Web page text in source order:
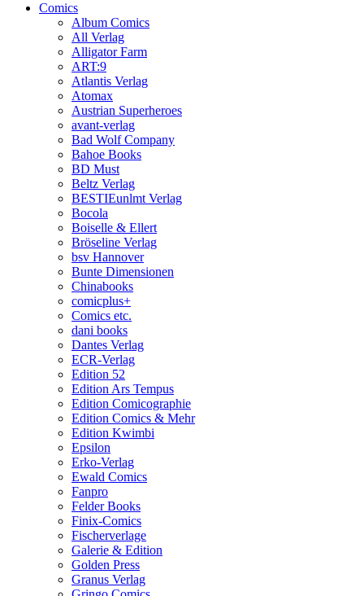
Comics
Album Comics
All Verlag
Alligator Farm
ART:9
Atlantis Verlag
Atomax
Austrian Superheroes
avant-verlag
Bad Wolf Company
Bahoe Books
BD Must
Beltz Verlag
BESTIEunlmt Verlag
Bocola
Boiselle & Ellert
Bröseline Verlag
bsv Hannover
Bunte Dimensionen
Chinabooks
comicplus+
Comics etc.
dani books
Dantes Verlag
ECR-Verlag
Edition 52
Edition Ars Tempus
Edition Comicographie
Edition Comics & Mehr
Edition Kwimbi
Epsilon
Erko-Verlag
Ewald Comics
Fanpro
Felder Books
Finix-Comics
Fischerverlage
Galerie & Edition
Golden Press
Granus Verlag